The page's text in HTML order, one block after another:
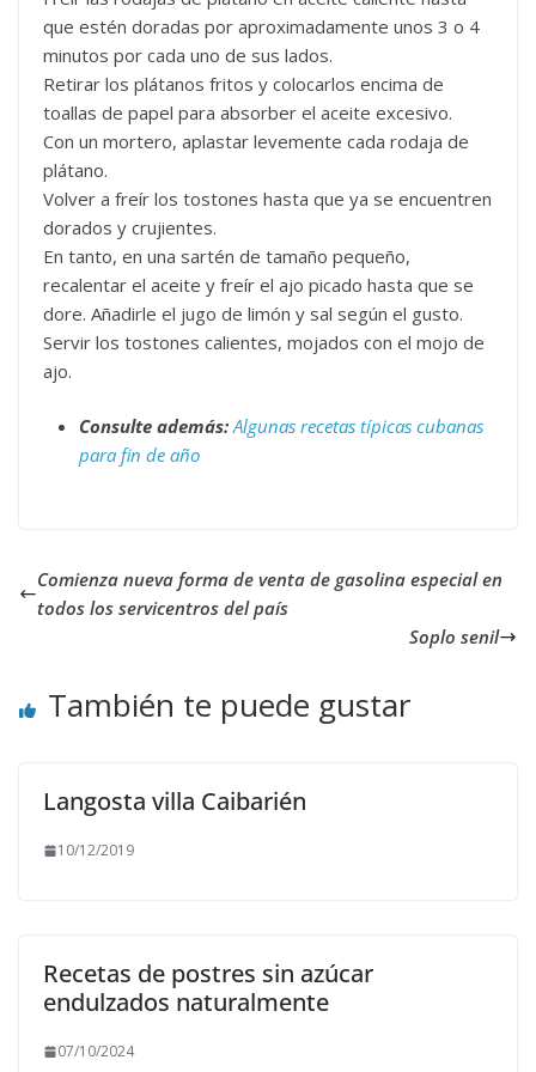
que estén doradas por aproximadamente unos 3 o 4
minutos por cada uno de sus lados.
Retirar los plátanos fritos y colocarlos encima de
toallas de papel para absorber el aceite excesivo.
Con un mortero, aplastar levemente cada rodaja de
plátano.
Volver a freír los tostones hasta que ya se encuentren
dorados y crujientes.
En tanto, en una sartén de tamaño pequeño,
recalentar el aceite y freír el ajo picado hasta que se
dore. Añadirle el jugo de limón y sal según el gusto.
Servir los tostones calientes, mojados con el mojo de
ajo.
Consulte además: Algunas recetas típicas cubanas
para fin de año
Comienza nueva forma de venta de gasolina especial en
todos los servicentros del país
Soplo senil
También te puede gustar
Langosta villa Caibarién
10/12/2019
Recetas de postres sin azúcar
endulzados naturalmente
07/10/2024